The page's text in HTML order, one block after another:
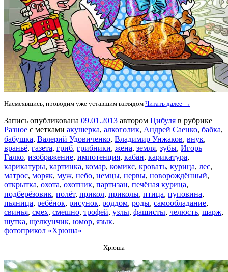
Насмеявшись, проводим уже уставшим взглядом Читать далее →
Запись опубликована 09.01.2013 автором Цибуля в рубрике
Разное с метками акушерка, алкоголик, Андрей Саенко, бабка,
бабушка, Валерий Удовиченко, Владимир Унжаков, внук,
враньё, газета, гриб, грибники, жена, земля, зубы, Игорь
Галко, изображение, импотенция, кабан, карикатура,
карикатуры, картинка, комар, комикс, кровать, курица, лес,
матрос, моряк, муж, небо, немцы, нервы, новорождённый,
открытка, охота, охотник, партизан, печёная курица,
подберёзовик, полёт, прикол, приколы, птица, пуповина,
пьяница, ребёнок, рисунок, роддом, роды, самообладание,
свинья, смех, смешно, трофей, узлы, фашисты, челюсть, шарж,
шутка, щелкунчик, юмор, язык.
фотоприкол «Хрюша»
Хрюша